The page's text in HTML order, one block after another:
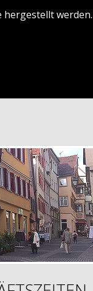
hergestellt werden.